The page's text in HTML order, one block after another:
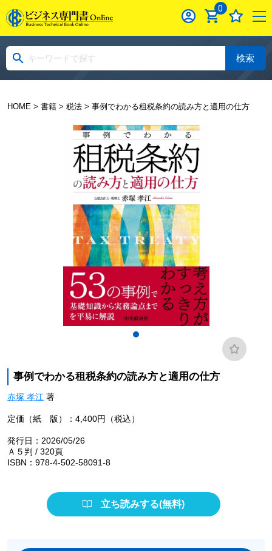
0
検索
HOME> 書籍> 税法> 事例でわかる租税条約の読み方と適用の仕方
事例でわかる租税条約の読み方と適用の仕方
赤塚 孝江 著
定価（紙 版）：4,400円（税込）
発行日：2026/05/26
Ａ５判 / 320頁
ISBN：978-4-502-58091-8
立ち読みする(無料)